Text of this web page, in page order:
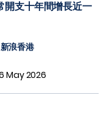
開支十年間增長近一
新浪香港
May 2026